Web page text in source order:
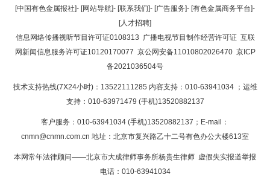
返回顶部
返回首页
[中国有色金属报社]- [网站导航]- [联系我们]- [广告服务]- [有色金属商务平台]-
[人才招聘]
信息网络传播视听节目许可证0108313 广播电视节目制作经营许可证 互联
网新闻信息服务许可证10120170077 京公网安备11010802026470 京ICP
备2021036504号
技术支持热线(7X24小时)：13522111285 内容支持：010-63941034 ；运维
支持：010-63971479 (手机)13520882137
客户服务：010-63941034 (手机)13520882137；E-mail：
cnmn@cnmn.com.cn 地址：北京市复兴路乙十二号有色办公大楼613室
本网常年法律顾问——北京市大成律师事务所杨贵生律师 虚假失实报道举报
电话：010-63941034